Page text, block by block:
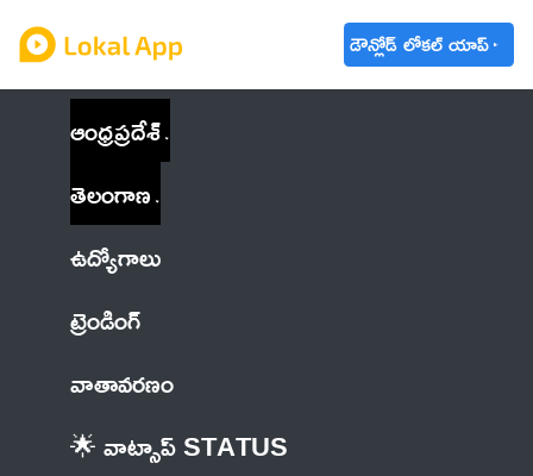
డౌన్లోడ్ లోకల్ యాప్
ఆంధ్రప్రదేశ్
తెలంగాణ
ఉద్యోగాలు
ట్రెండింగ్
వాతావరణం
🌟 వాట్సాప్ STATUS